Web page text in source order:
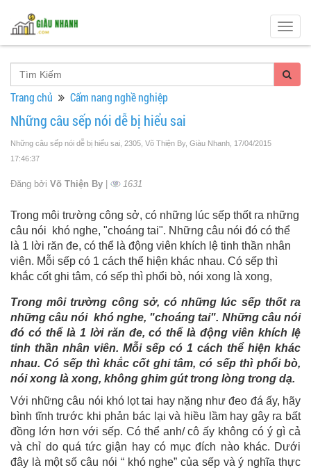
Trang chủ Cẩm nang nghề nghiệp
Những câu sếp nói dễ bị hiểu sai
Những câu sếp nói dễ bị hiểu sai, 2305, Võ Thiện By, Giàu Nhanh , 17/04/2015
17:46:37
Đăng bởi Võ Thiện By | 1631
Trong môi trường công sở, có những lúc sếp thốt ra những
câu nói khó nghe, "choáng tai". Những câu nói đó có thể
là 1 lời răn đe, có thể là động viên khích lệ tinh thần nhân
viên. Mỗi sếp có 1 cách thể hiện khác nhau. Có sếp thì
khắc cốt ghi tâm, có sếp thì phổi bò, nói xong là xong,
Trong môi trường công sở, có những lúc sếp thốt ra
những câu nói khó nghe, "choáng tai". Những câu nói
đó có thể là 1 lời răn đe, có thể là động viên khích lệ
tinh thần nhân viên. Mỗi sếp có 1 cách thể hiện khác
nhau. Có sếp thì khắc cốt ghi tâm, có sếp thì phổi bò,
nói xong là xong, không ghim gút trong lòng trong dạ.
Với những câu nói khó lọt tai hay nặng như đeo đá ấy, hãy
bình tĩnh trước khi phản bác lại và hiều lầm hay gây ra bất
đồng lớn hơn với sếp. Có thể anh/ cô ấy không có ý gì cả
và chỉ do quá tức giận hay có mục đích nào khác. Dưới
đây là một số câu nói “ khó nghe” của sếp và ý nghĩa thực